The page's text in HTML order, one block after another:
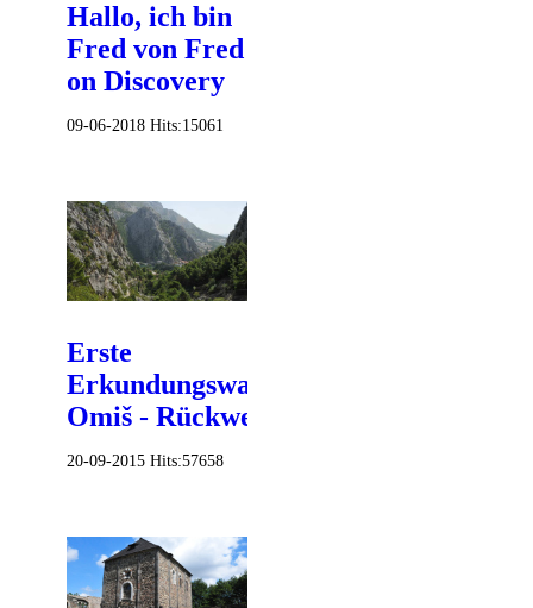
Hallo, ich bin
Fred von Fred
on Discovery
09-06-2018 Hits:15061
Erste
Erkundungswanderung
Omiš - Rückweg
20-09-2015 Hits:57658